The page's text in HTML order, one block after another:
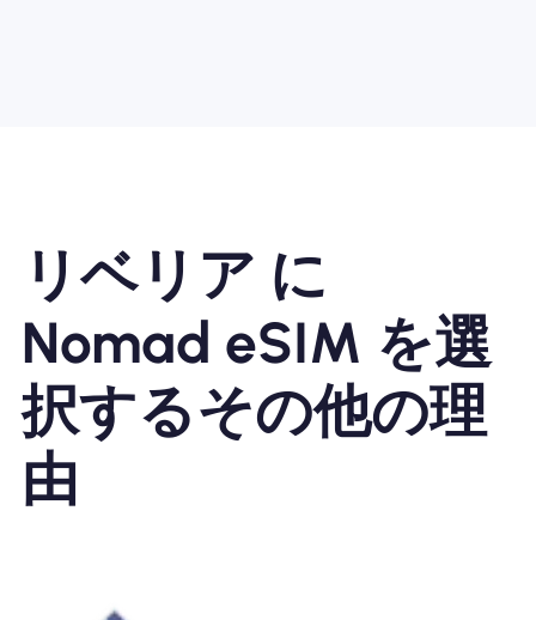
リベリア に
Nomad eSIM を選
択するその他の理
由